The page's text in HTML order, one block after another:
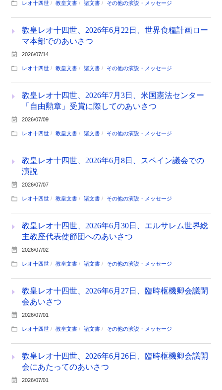
レオ十四世 教皇文書 諸文書 その他の演説・メッセージ
教皇レオ十四世、2026年6月22日、世界食糧計画ロー
マ本部でのあいさつ
2026/07/14
レオ十四世 教皇文書 諸文書 その他の演説・メッセージ
教皇レオ十四世、2026年7月3日、米国憲法センター
「自由勲章」受賞に際してのあいさつ
2026/07/09
レオ十四世 教皇文書 諸文書 その他の演説・メッセージ
教皇レオ十四世、2026年6月8日、スペイン議会での
演説
2026/07/07
レオ十四世 教皇文書 諸文書 その他の演説・メッセージ
教皇レオ十四世、2026年6月30日、エルサレム世界総
主教座代表使節団へのあいさつ
2026/07/02
レオ十四世 教皇文書 諸文書 その他の演説・メッセージ
教皇レオ十四世、2026年6月27日、臨時枢機卿会議閉
会あいさつ
2026/07/01
レオ十四世 教皇文書 諸文書 その他の演説・メッセージ
教皇レオ十四世、2026年6月26日、臨時枢機卿会議開
会にあたってのあいさつ
2026/07/01